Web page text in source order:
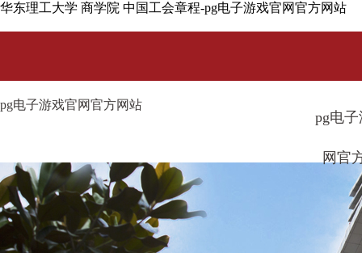
华东理工大学 商学院 中国工会章程-pg电子游戏官网官方网站
pg电子游戏官网官方网站
pg电
网官